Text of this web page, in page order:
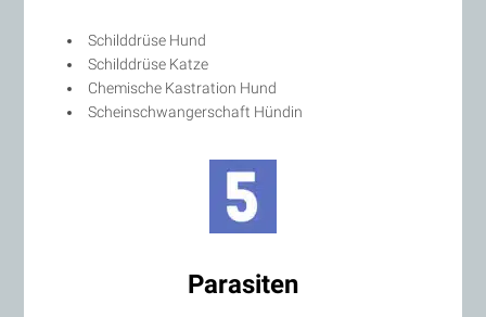
Schilddrüse Hund
Schilddrüse Katze
Chemische Kastration Hund
Scheinschwangerschaft Hündin
Parasiten